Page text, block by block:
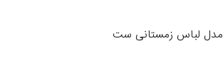
مدل لباس زمستانی ست